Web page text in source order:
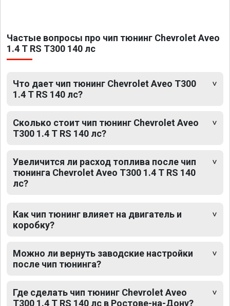
Частые вопросы про чип тюнинг Chevrolet Aveo
1.4 T RS T300 140 лс
Что дает чип тюнинг Chevrolet Aveo T300
1.4 T RS 140 лс?
Сколько стоит чип тюнинг Chevrolet Aveo
T300 1.4 T RS 140 лс?
Увеличится ли расход топлива после чип
тюнинга Chevrolet Aveo T300 1.4 T RS 140
лс?
Как чип тюнинг влияет на двигатель и
коробку?
Можно ли вернуть заводские настройки
после чип тюнинга?
Где сделать чип тюнинг Chevrolet Aveo
T300 1.4 T RS 140 лс в Ростове-на-Дону?